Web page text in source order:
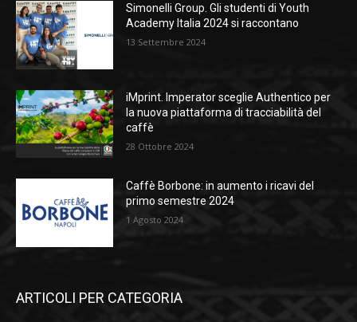
Simonelli Group. Gli studenti di Youth
Academy Italia 2024 si raccontano
13 Settembre 2024
iMprint. Imperator sceglie Authentico per
la nuova piattaforma di tracciabilità del
caffè
28 Ottobre 2024
Caffè Borbone: in aumento i ricavi del
primo semestre 2024
1 Agosto 2024
ARTICOLI PER CATEGORIA